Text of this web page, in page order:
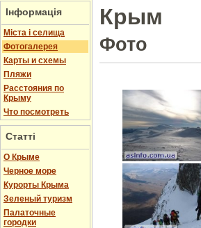
Інформація
Міста і селища
Фотогалерея
Карты и схемы
Пляжи
Расстояния по
Крыму
Что посмотреть
Статті
О Крыме
Черное море
Курорты Крыма
Зеленый туризм
Палаточные
городки
Крым
Фото